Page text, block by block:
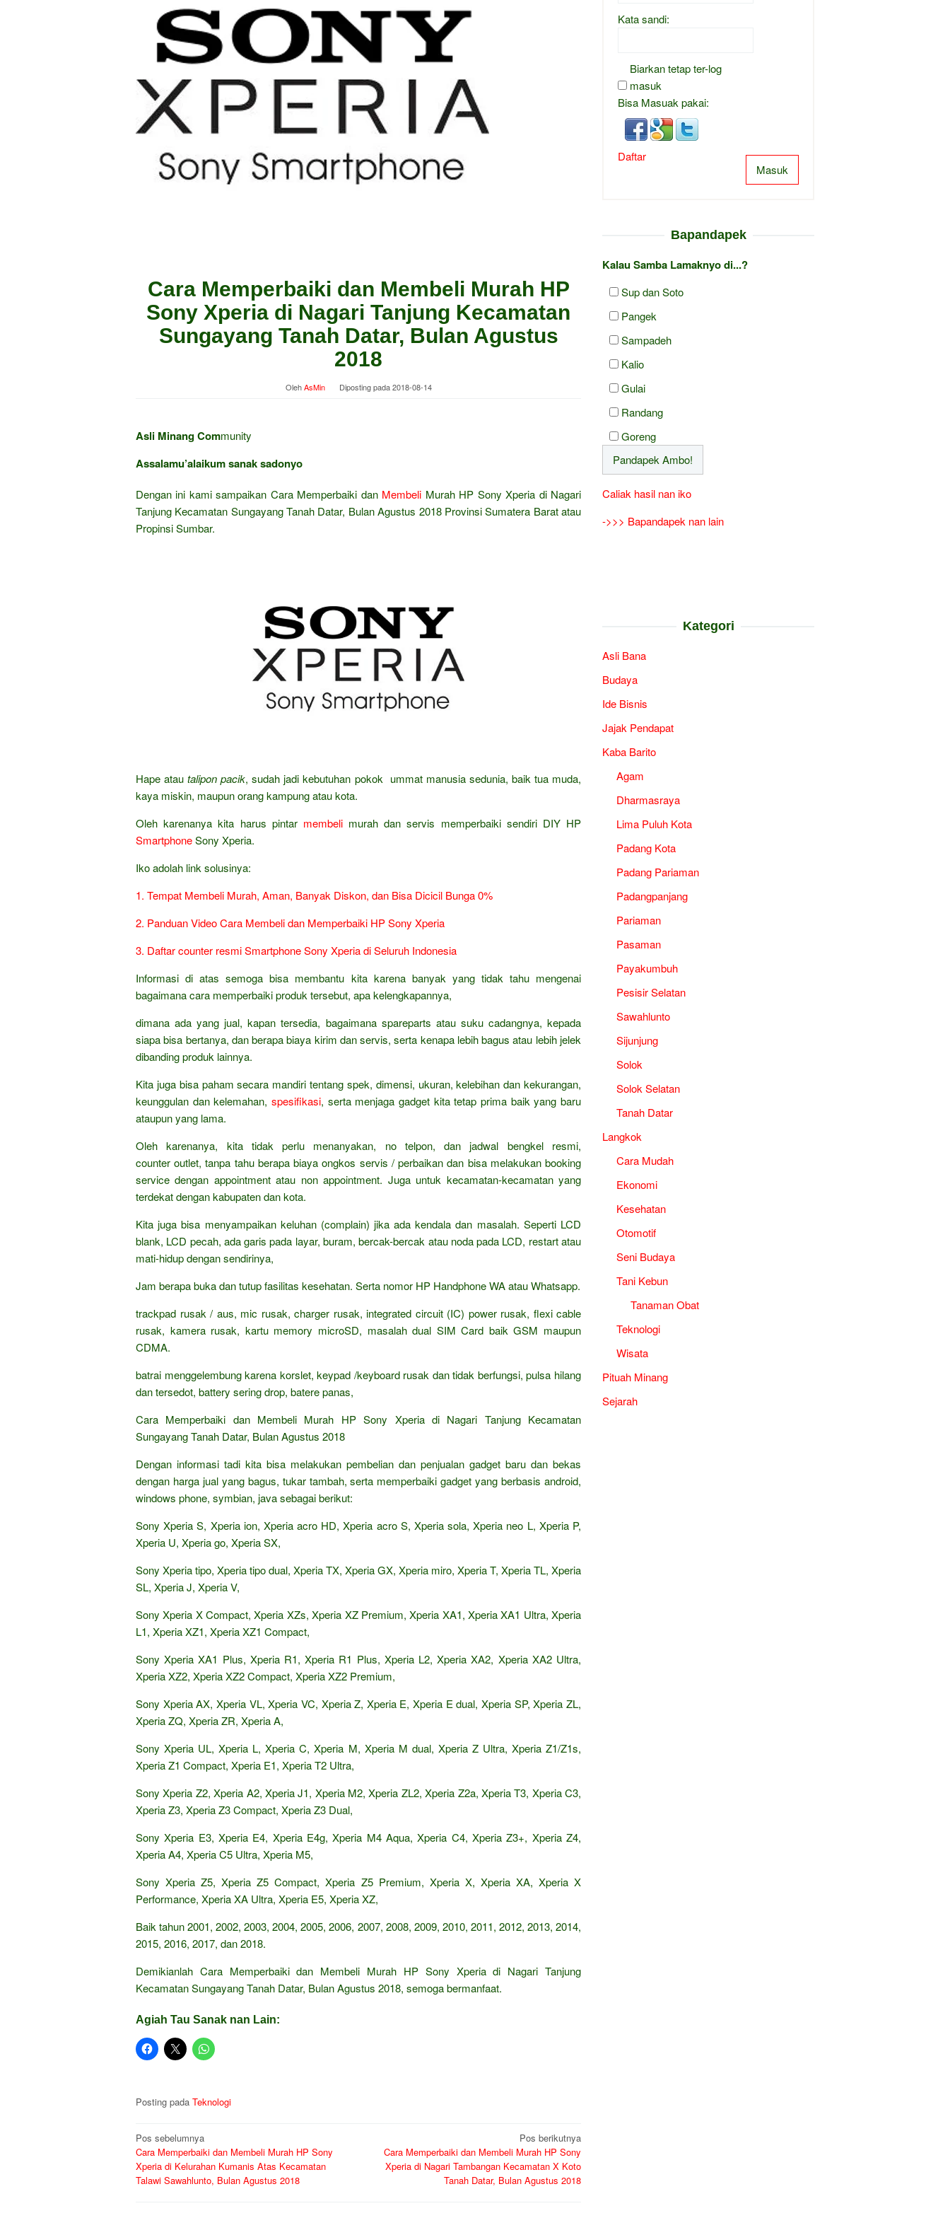
Cara Memperbaiki dan Membeli Murah HP
Sony Xperia di Nagari Tanjung Kecamatan
Sungayang Tanah Datar, Bulan Agustus
2018
OlehAsMin Diposting pada2018-08-14
Asli Minang Community
Assalamu’alaikum sanak sadonyo
Dengan ini kami sampaikan Cara Memperbaiki dan Membeli Murah HP Sony Xperia di Nagari
Tanjung Kecamatan Sungayang Tanah Datar, Bulan Agustus 2018 Provinsi Sumatera Barat atau
Propinsi Sumbar.
Hape atautalipon pacik, sudah jadi kebutuhan pokok ummat manusia sedunia, baik tua muda,
kaya miskin, maupun orang kampung atau kota.
Oleh karenanya kita harus pintar membelimurah dan servis memperbaiki sendiri DIY HP
SmartphoneSony Xperia.
Iko adolah link solusinya:
1. Tempat Membeli Murah, Aman, Banyak Diskon, dan Bisa Dicicil Bunga 0%
2. Panduan Video Cara Membeli dan Memperbaiki HP Sony Xperia
3. Daftar counter resmi Smartphone Sony Xperia di Seluruh Indonesia
Informasi di atas semoga bisa membantu kita karena banyak yang tidak tahu mengenai
bagaimana cara memperbaiki produk tersebut, apa kelengkapannya,
dimana ada yang jual, kapan tersedia, bagaimana spareparts atau suku cadangnya, kepada
siapa bisa bertanya, dan berapa biaya kirim dan servis, serta kenapa lebih bagus atau lebih jelek
dibanding produk lainnya.
Kita juga bisa paham secara mandiri tentang spek, dimensi, ukuran, kelebihan dan kekurangan,
keunggulan dan kelemahan, spesifikasi, serta menjaga gadget kita tetap prima baik yang baru
ataupun yang lama.
Oleh karenanya, kita tidak perlu menanyakan, no telpon, dan jadwal bengkel resmi,
counter outlet, tanpa tahu berapa biaya ongkos servis / perbaikan dan bisa melakukan booking
service dengan appointment atau non appointment. Juga untuk kecamatan-kecamatan yang
terdekat dengan kabupaten dan kota.
Kita juga bisa menyampaikan keluhan (complain) jika ada kendala dan masalah. Seperti LCD
blank, LCD pecah, ada garis pada layar, buram, bercak-bercak atau noda pada LCD, restart atau
mati-hidup dengan sendirinya,
Jam berapa buka dan tutup fasilitas kesehatan. Serta nomor HP Handphone WA atau Whatsapp.
trackpad rusak / aus, mic rusak, charger rusak, integrated circuit (IC) power rusak, flexi cable
rusak, kamera rusak, kartu memory microSD, masalah dual SIM Card baik GSM maupun
CDMA.
batrai menggelembung karena korslet, keypad /keyboard rusak dan tidak berfungsi, pulsa hilang
dan tersedot, battery sering drop, batere panas,
Cara Memperbaiki dan Membeli Murah HP Sony Xperia di Nagari Tanjung Kecamatan
Sungayang Tanah Datar, Bulan Agustus 2018
Dengan informasi tadi kita bisa melakukan pembelian dan penjualan gadget baru dan bekas
dengan harga jual yang bagus, tukar tambah, serta memperbaiki gadget yang berbasis android,
windows phone, symbian, java sebagai berikut:
Sony Xperia S, Xperia ion, Xperia acro HD, Xperia acro S, Xperia sola, Xperia neo L, Xperia P,
Xperia U, Xperia go, Xperia SX,
Sony Xperia tipo, Xperia tipo dual, Xperia TX, Xperia GX, Xperia miro, Xperia T, Xperia TL, Xperia
SL, Xperia J, Xperia V,
Sony Xperia X Compact, Xperia XZs, Xperia XZ Premium, Xperia XA1, Xperia XA1 Ultra, Xperia
L1, Xperia XZ1, Xperia XZ1 Compact,
Sony Xperia XA1 Plus, Xperia R1, Xperia R1 Plus, Xperia L2, Xperia XA2, Xperia XA2 Ultra,
Xperia XZ2, Xperia XZ2 Compact, Xperia XZ2 Premium,
Sony Xperia AX, Xperia VL, Xperia VC, Xperia Z, Xperia E, Xperia E dual, Xperia SP, Xperia ZL,
Xperia ZQ, Xperia ZR, Xperia A,
Sony Xperia UL, Xperia L, Xperia C, Xperia M, Xperia M dual, Xperia Z Ultra, Xperia Z1/Z1s,
Xperia Z1 Compact, Xperia E1, Xperia T2 Ultra,
Sony Xperia Z2, Xperia A2, Xperia J1, Xperia M2, Xperia ZL2, Xperia Z2a, Xperia T3, Xperia C3,
Xperia Z3, Xperia Z3 Compact, Xperia Z3 Dual,
Sony Xperia E3, Xperia E4, Xperia E4g, Xperia M4 Aqua, Xperia C4, Xperia Z3+, Xperia Z4,
Xperia A4, Xperia C5 Ultra, Xperia M5,
Sony Xperia Z5, Xperia Z5 Compact, Xperia Z5 Premium, Xperia X, Xperia XA, Xperia X
Performance, Xperia XA Ultra, Xperia E5, Xperia XZ,
Baik tahun 2001, 2002, 2003, 2004, 2005, 2006, 2007, 2008, 2009, 2010, 2011, 2012, 2013, 2014,
2015, 2016, 2017, dan 2018.
Demikianlah Cara Memperbaiki dan Membeli Murah HP Sony Xperia di Nagari Tanjung
Kecamatan Sungayang Tanah Datar, Bulan Agustus 2018, semoga bermanfaat.
Agiah Tau Sanak nan Lain:
Posting pada Teknologi
Navigasi
pos
Pos sebelumnya
Cara Memperbaiki dan Membeli Murah HP Sony
Xperia di Kelurahan Kumanis Atas Kecamatan
Talawi Sawahlunto, Bulan Agustus 2018
Pos berikutnya
Cara Memperbaiki dan Membeli Murah HP Sony
Xperia di Nagari Tambangan Kecamatan X Koto
Tanah Datar, Bulan Agustus 2018
Kata sandi:
Biarkan tetap ter-log
masuk
Bisa Masuak pakai:
Masuk
Daftar
Bapandapek
Kalau Samba Lamaknyo di...?
Sup dan Soto
Pangek
Sampadeh
Kalio
Gulai
Randang
Goreng
Caliak hasil nan iko
->>> Bapandapek nan lain
Kategori
Asli Bana
Budaya
Ide Bisnis
Jajak Pendapat
Kaba Barito
Agam
Dharmasraya
Lima Puluh Kota
Padang Kota
Padang Pariaman
Padangpanjang
Pariaman
Pasaman
Payakumbuh
Pesisir Selatan
Sawahlunto
Sijunjung
Solok
Solok Selatan
Tanah Datar
Langkok
Cara Mudah
Ekonomi
Kesehatan
Otomotif
Seni Budaya
Tani Kebun
Tanaman Obat
Teknologi
Wisata
Pituah Minang
Sejarah